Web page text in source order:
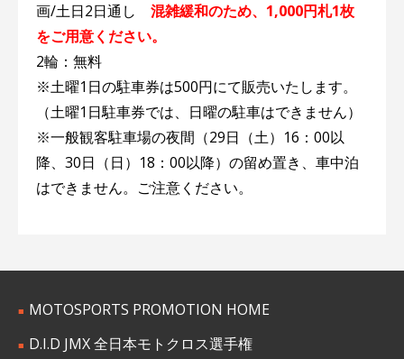
画/土日2日通し 混雑緩和のため、1,000円札1枚
をご用意ください。
2輪：無料
※土曜1日の駐車券は500円にて販売いたします。
（土曜1日駐車券では、日曜の駐車はできません）
※一般観客駐車場の夜間（29日（土）16：00以
降、30日（日）18：00以降）の留め置き、車中泊
はできません。ご注意ください。
MOTOSPORTS PROMOTION HOME
D.I.D JMX 全日本モトクロス選手権